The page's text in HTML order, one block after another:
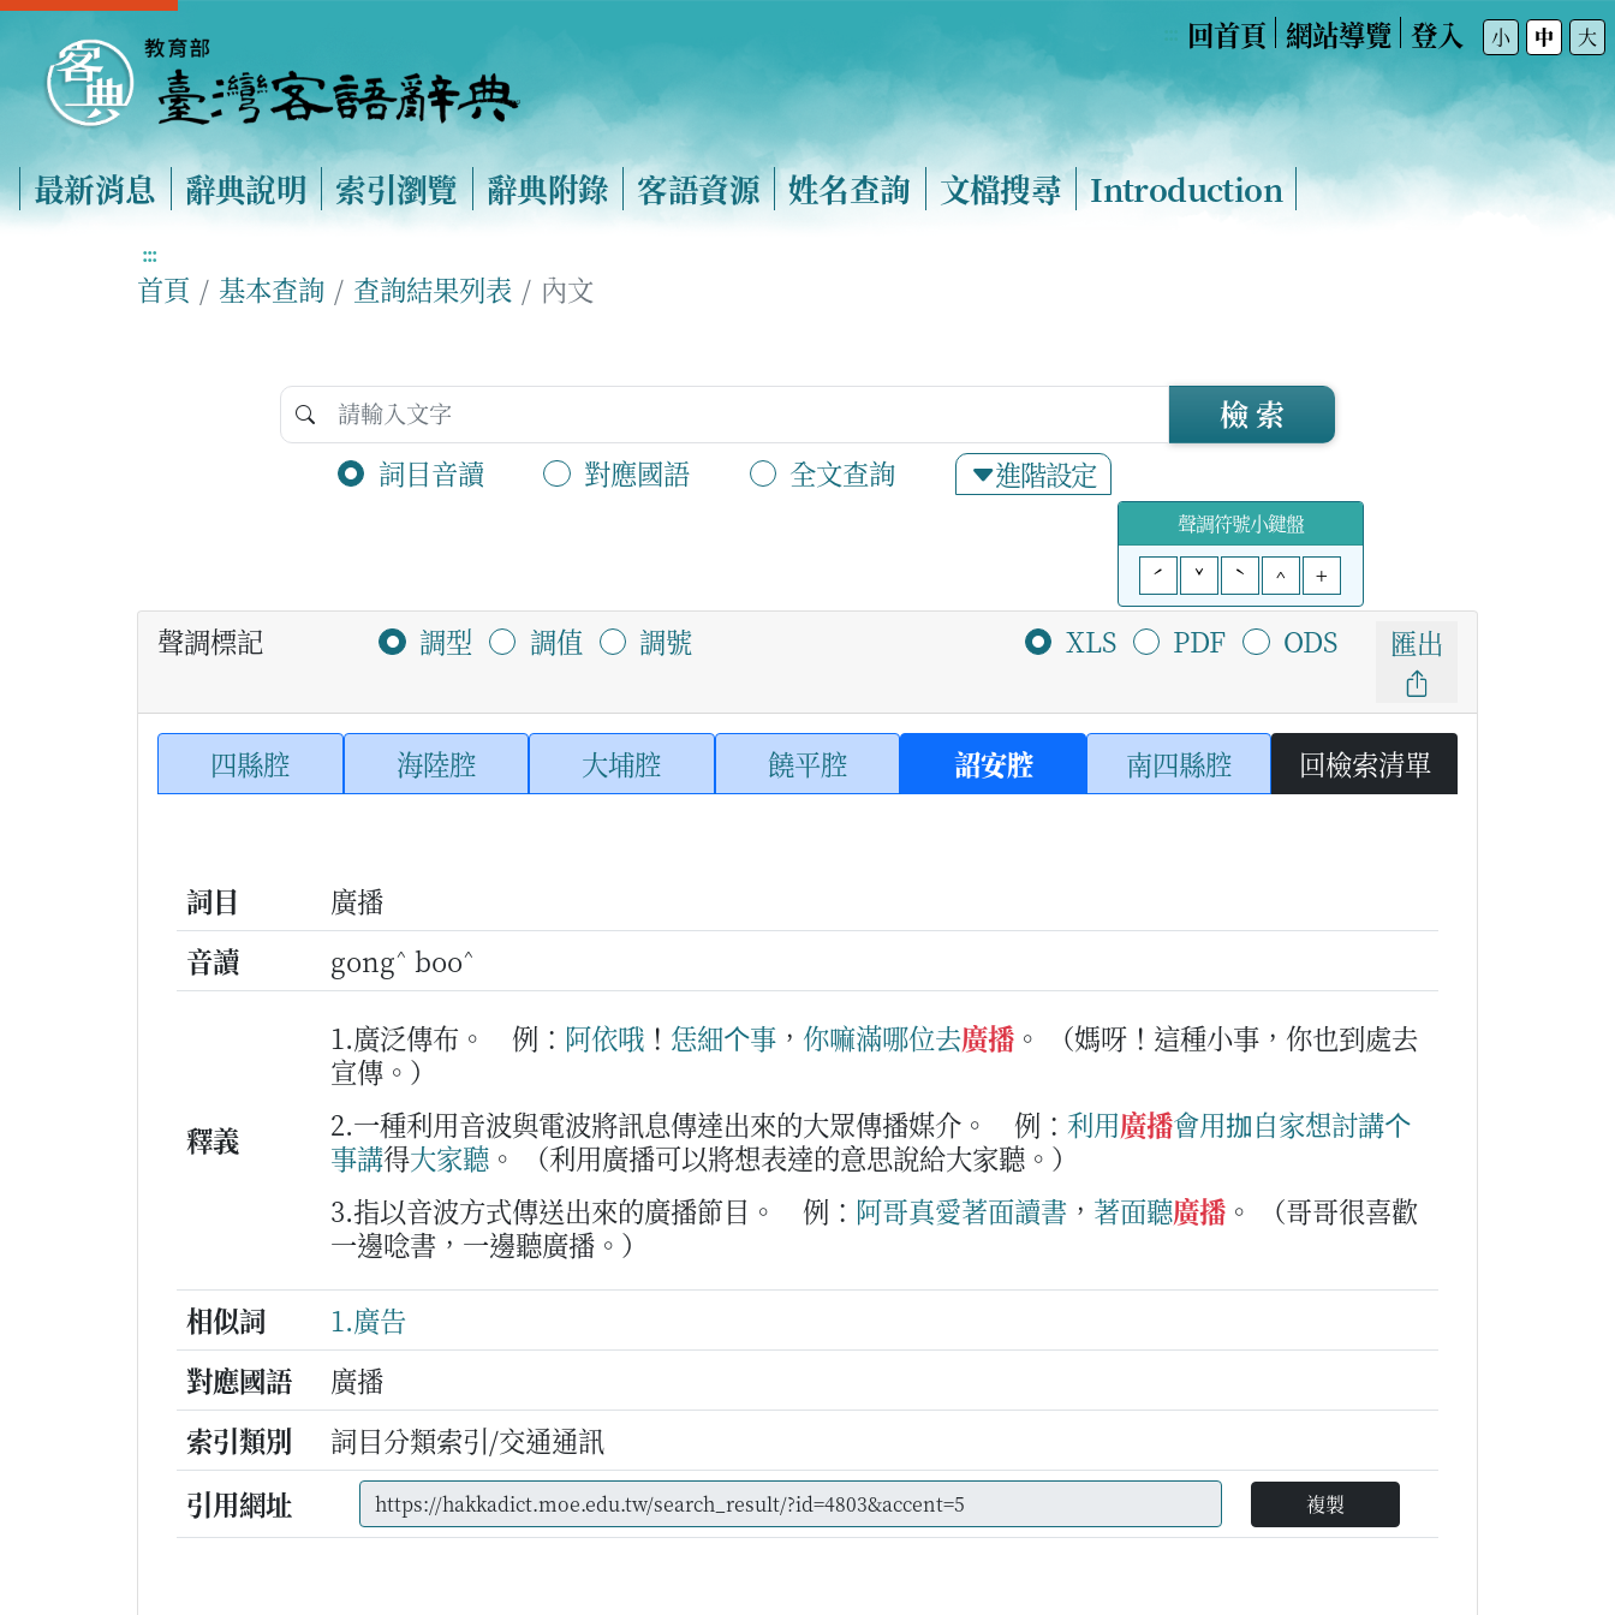
回首頁 網站導覽 登入 小 中 大
最新消息 辭典說明 索引瀏覽 辭典附錄 客語資源 姓名查詢 文檔搜尋 Introduction
:::
首頁 基本查詢 查詢結果列表 內文
詞目音讀 對應國語 全文查詢 進階設定
檢 索
聲調符號小鍵盤
ˊ
ˇ ˋ ^ +
聲調標記 調型 調值 調號 XLS PDF ODS 匯出
四縣腔 海陸腔 大埔腔 饒平腔 詔安腔 南四縣腔 回檢索清單
詞目
廣播
音讀
gong^ boo^
釋義
1.廣泛傳布。 例： 阿依哦 ！ 恁細个事 ， 你嘛滿哪位去廣播 。
（媽呀！這種小事，你也到處去
宣傳。）
2.一種利用音波與電波將訊息傳達出來的大眾傳播媒介。
例： 利用廣播會用拁自家想討講个
事講得大家聽 。
（利用廣播可以將想表達的意思說給大家聽。）
3.指以音波方式傳送出來的廣播節目。
例： 阿哥真愛著面讀書 ， 著面聽廣播 。
（哥哥很喜歡
一邊唸書，一邊聽廣播。）
相似詞
1.廣告
對應國語
廣播
索引類別
詞目分類索引/交通通訊
引用網址
複製